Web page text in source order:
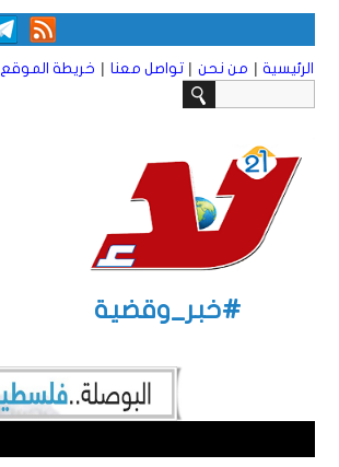
الرئيسية | من نحن | تواصل معنا | خريطة الموقع
#خبر_وقضية